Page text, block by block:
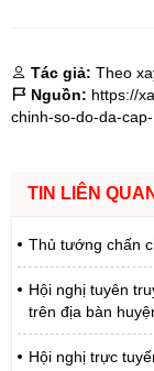
Tác giả: Theo
Nguồn: https://
chinh-so-do-da-
TIN LIÊN QUAN
Thủ tướng chấn
Hội nghị tuyên
trên địa bàn
Hội nghị trực